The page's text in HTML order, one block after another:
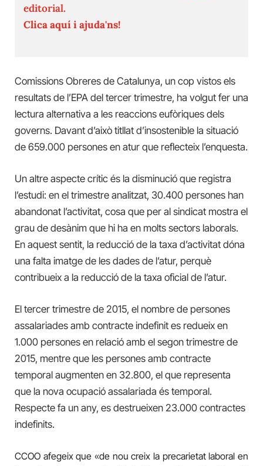
editorial.
Clica aquí i ajuda'ns!
Comissions Obreres de Catalunya, un cop vistos els
resultats de l’EPA del tercer trimestre, ha volgut fer una
lectura alternativa a les reaccions eufòriques dels
governs. Davant d’això titllat d’insostenible la situació
de 659.000 persones en atur que reflecteix l’enquesta.
Un altre aspecte crític és la disminució que registra
l’estudi: en el trimestre analitzat, 30.400 persones han
abandonat l’activitat, cosa que per al sindicat mostra el
grau de desànim que hi ha en molts sectors laborals.
En aquest sentit, la reducció de la taxa d’activitat dóna
una falta imatge de les dades de l’atur, perquè
contribueix a la reducció de la taxa oficial de l’atur.
El tercer trimestre de 2015, el nombre de persones
assalariades amb contracte indefinit es redueix en
1.000 persones en relació amb el segon trimestre de
2015, mentre que les persones amb contracte
temporal augmenten en 32.800, el que representa
que la nova ocupació assalariada és temporal.
Respecte fa un any, es destrueixen 23.000 contractes
indefinits.
CCOO afegeix que «de nou creix la precarietat laboral en